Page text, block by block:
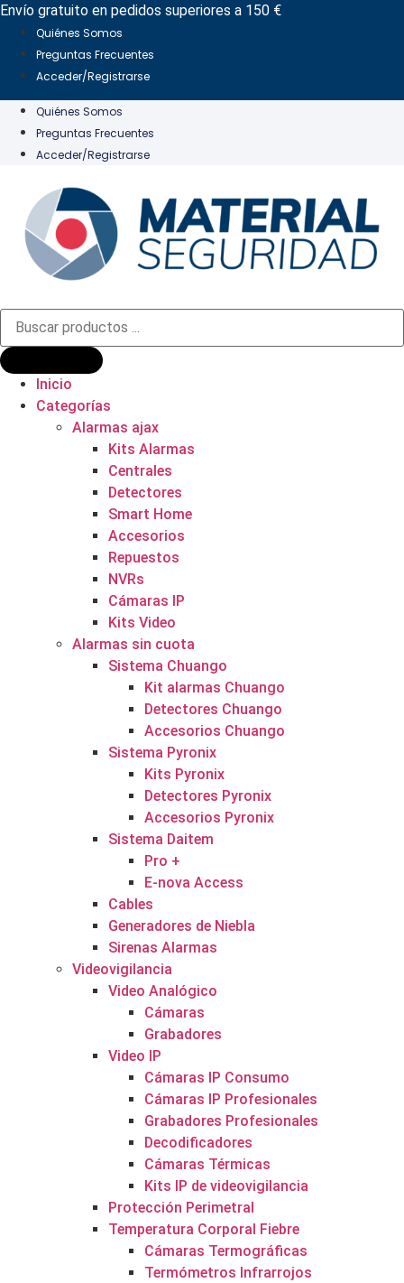
Ir
contenido
Envío gratuito en pedidos superiores a 150 €
Quiénes Somos
Preguntas Frecuentes
Acceder/Registrarse
Quiénes Somos
Preguntas Frecuentes
Acceder/Registrarse
Búsqueda
productos
Inicio
Categorías
Alarmas ajax
Kits Alarmas
Centrales
Detectores
Smart Home
Accesorios
Repuestos
NVRs
Cámaras IP
Kits Video
Alarmas sin cuota
Sistema Chuango
Kit alarmas Chuango
Detectores Chuango
Accesorios Chuango
Sistema Pyronix
Kits Pyronix
Detectores Pyronix
Accesorios Pyronix
Sistema Daitem
Pro +
E-nova Access
Cables
Generadores de Niebla
Sirenas Alarmas
Videovigilancia
Video Analógico
Cámaras
Grabadores
Video IP
Cámaras IP Consumo
Cámaras IP Profesionales
Grabadores Profesionales
Decodificadores
Cámaras Térmicas
Kits IP de videovigilancia
Protección Perimetral
Temperatura Corporal Fiebre
Cámaras Termográficas
Termómetros Infrarrojos